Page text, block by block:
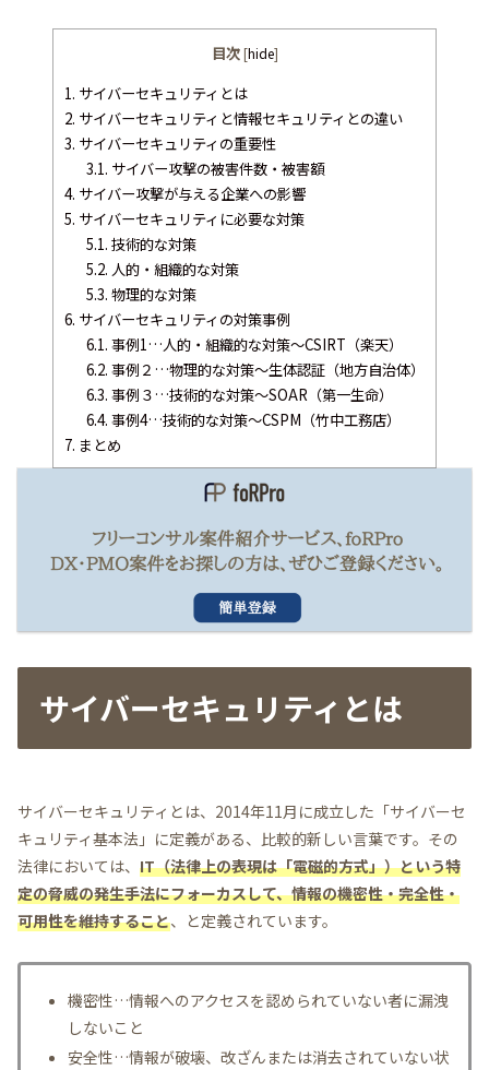
目次 [hide]
1. サイバーセキュリティとは
2. サイバーセキュリティと情報セキュリティとの違い
3. サイバーセキュリティの重要性
3.1. サイバー攻撃の被害件数・被害額
4. サイバー攻撃が与える企業への影響
5. サイバーセキュリティに必要な対策
5.1. 技術的な対策
5.2. 人的・組織的な対策
5.3. 物理的な対策
6. サイバーセキュリティの対策事例
6.1. 事例1…人的・組織的な対策～CSIRT（楽天）
6.2. 事例２…物理的な対策～生体認証（地方自治体）
6.3. 事例３…技術的な対策～SOAR（第一生命）
6.4. 事例4…技術的な対策～CSPM（竹中工務店）
7. まとめ
サイバーセキュリティとは
サイバーセキュリティとは、2014年11月に成立した「サイバーセ
キュリティ基本法」に定義がある、比較的新しい言葉です。その
法律においては、 IT（法律上の表現は「電磁的方式」）という特
定の脅威の発生手法にフォーカスして、情報の機密性・完全性・
可用性を維持すること、と定義されています。
機密性…情報へのアクセスを認められていない者に漏洩
しないこと
安全性…情報が破壊、改ざんまたは消去されていない状